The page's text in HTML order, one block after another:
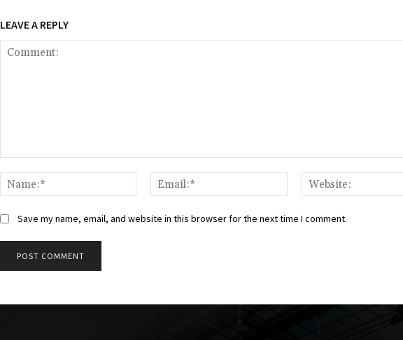
LEAVE A REPLY
Name:*
Email:*
Save my name, email, and website in this browser for the next time I comment.